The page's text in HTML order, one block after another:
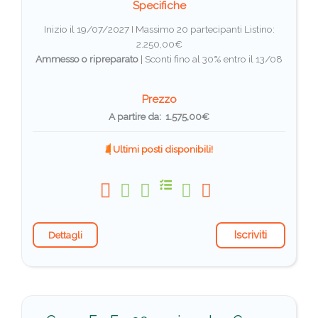
Specifiche
Inizio il 19/07/2027 I Massimo 20 partecipanti Listino:
2.250,00€
Ammesso o ripreparato | Sconti fino al 30% entro il 13/08
Prezzo
A partire da: 1.575,00€
Ultimi posti disponibili!
Dettagli Iscriviti